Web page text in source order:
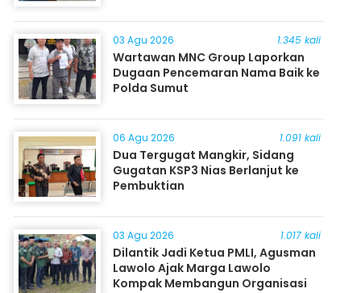
03 Agu 2026 1.345 kali
Wartawan MNC Group Laporkan
Dugaan Pencemaran Nama Baik ke
Polda Sumut
06 Agu 2026 1.091 kali
Dua Tergugat Mangkir, Sidang
Gugatan KSP3 Nias Berlanjut ke
Pembuktian
03 Agu 2026 1.017 kali
Dilantik Jadi Ketua PMLI, Agusman
Lawolo Ajak Marga Lawolo
Kompak Membangun Organisasi